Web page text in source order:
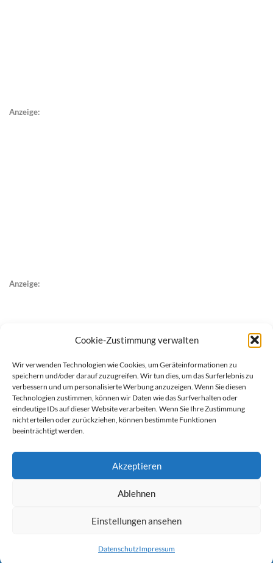
Cookie-Zustimmung verwalten
Wir verwenden Technologien wie Cookies, um Geräteinformationen zu
speichern und/oder darauf zuzugreifen. Wir tun dies, um das Surferlebnis zu
verbessern und um personalisierte Werbung anzuzeigen. Wenn Sie diesen
Technologien zustimmen, können wir Daten wie das Surfverhalten oder
eindeutige IDs auf dieser Website verarbeiten. Wenn Sie Ihre Zustimmung
nicht erteilen oder zurückziehen, können bestimmte Funktionen
beeinträchtigt werden.
Akzeptieren
Ablehnen
Einstellungen ansehen
DatenschutzImpressum
Anzeige:
Anzeige:
MyWebstage.de.